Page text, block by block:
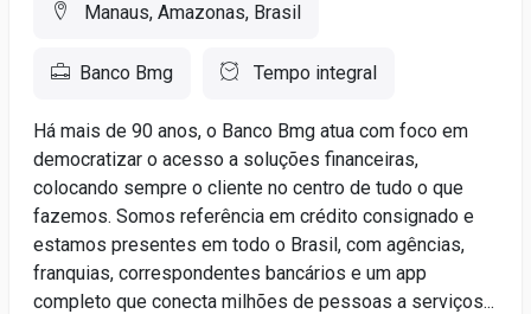
Manaus, Amazonas, Brasil
Banco Bmg Tempo integral
Há mais de 90 anos, o Banco Bmg atua com foco em
democratizar o acesso a soluções financeiras,
colocando sempre o cliente no centro de tudo o que
fazemos. Somos referência em crédito consignado e
estamos presentes em todo o Brasil, com agências,
franquias, correspondentes bancários e um app
completo que conecta milhões de pessoas a serviços...